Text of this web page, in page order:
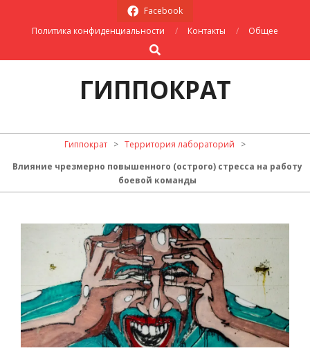
Facebook
Политика конфиденциальности
Контакты
Общее
Search
ГИППОКРАТ
Primary
Menu
Гиппократ > Территория лабораторий
>
Влияние чрезмерно повышенного (острого) стресса на работу
боевой команды